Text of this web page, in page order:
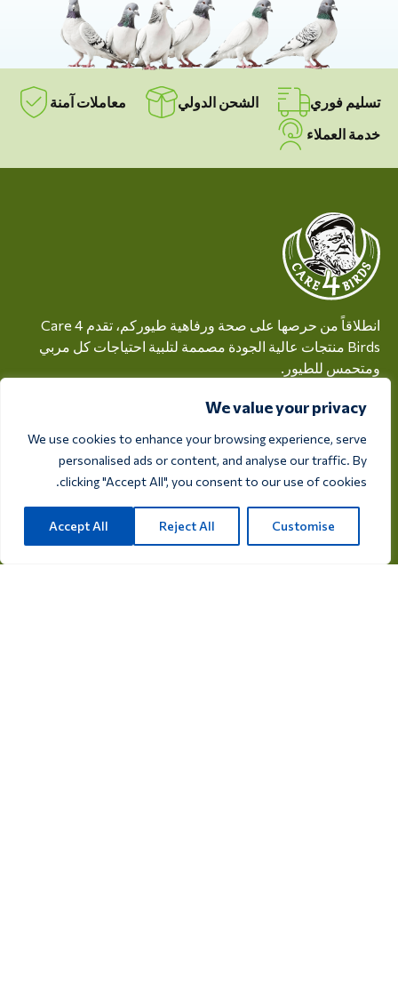
We value your privacy
We use cookies to enhance your browsing experience, serve
personalised ads or content, and analyse our traffic. By
clicking "Accept All", you consent to our use of cookies.
Customise
Reject All
Accept All
تسليم فوري الشحن الدولي
معاملات آمنة
خدمة العملاء
انطلاقاً من حرصها على صحة ورفاهية طيوركم، تقدم Care 4
Birds منتجات عالية الجودة مصممة لتلبية احتياجات كل مربي
ومتحمس للطيور.
ريكسفيغ 28أ، 7975 RT أوفيلتي، هولندا
info@care4bird.nl
معلومات
نصائح